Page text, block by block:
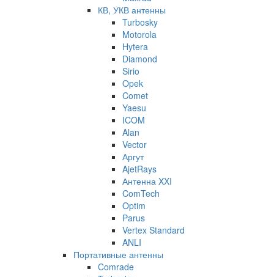
КВ, УКВ антенны
Turbosky
Motorola
Hytera
Diamond
Sirio
Opek
Comet
Yaesu
ICOM
Alan
Vector
Аргут
AjetRays
Антенна XXI
ComTech
Optim
Parus
Vertex Standard
ANLI
Портативные антенны
Comrade